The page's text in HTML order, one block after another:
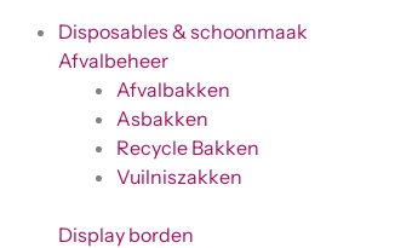
Disposables & schoonmaak
Afvalbeheer
Afvalbakken
Asbakken
Recycle Bakken
Vuilniszakken
Display borden